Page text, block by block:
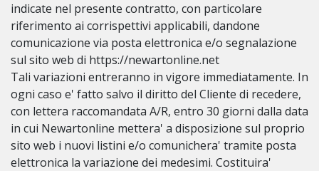
indicate nel presente contratto, con particolare
riferimento ai corrispettivi applicabili, dandone
comunicazione via posta elettronica e/o segnalazione
sul sito web di https://newartonline.net
Tali variazioni entreranno in vigore immediatamente. In
ogni caso e' fatto salvo il diritto del Cliente di recedere,
con lettera raccomandata A/R, entro 30 giorni dalla data
in cui Newartonline mettera' a disposizione sul proprio
sito web i nuovi listini e/o comunichera' tramite posta
elettronica la variazione dei medesimi. Costituira'